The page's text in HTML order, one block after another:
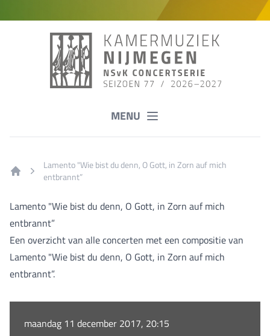
MENU
Lamento "Wie bist du denn, O Gott, in Zorn auf mich
entbrannt”
Lamento "Wie bist du denn, O Gott, in Zorn auf mich
entbrannt”
Een overzicht van alle concerten met een compositie van
Lamento "Wie bist du denn, O Gott, in Zorn auf mich
entbrannt”.
maandag 11 december 2017, 20:15